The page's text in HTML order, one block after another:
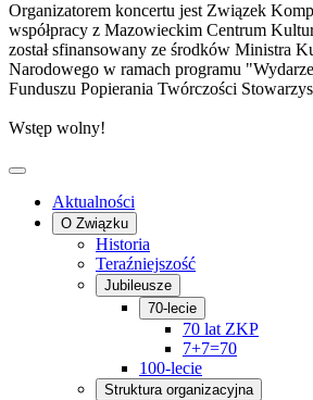
Organizatorem koncertu jest Związek
współpracy z Mazowieckim Centrum
został sfinansowany ze środków Ministra
Narodowego w ramach programu
Funduszu Popierania Twórczości
Wstęp wolny!
Aktualności
O Związku
Historia
Teraźniejszość
Jubileusze
70-lecie
70 lat ZKP
7+7=70
100-lecie
Struktura organizacyjna